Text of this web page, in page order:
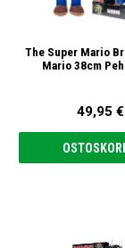
The Super Mario
Mario 38cm
49,95 €